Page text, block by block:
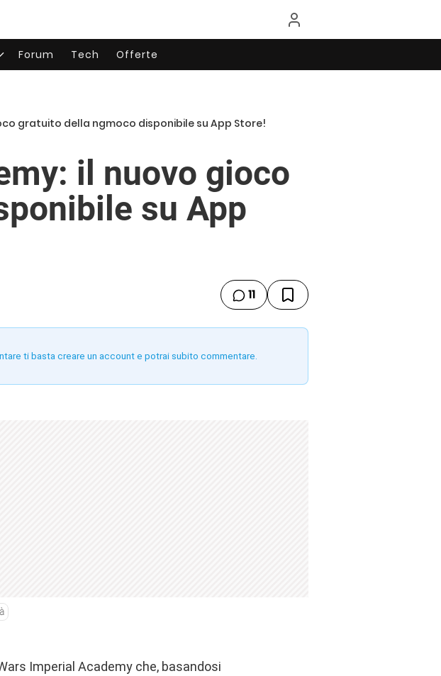
Forum Tech Offerte
gratuito della ngmoco disponibile su App Store!
il nuovo gioco
su App
11
ti basta creare un account e potrai subito commentare.
Imperial Academy che, basandosi